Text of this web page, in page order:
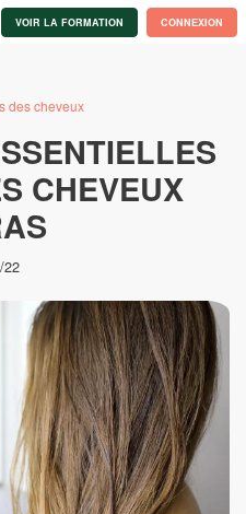
VOIR LA FORMATION CONNEXION
des cheveux
CHEVEUX
22